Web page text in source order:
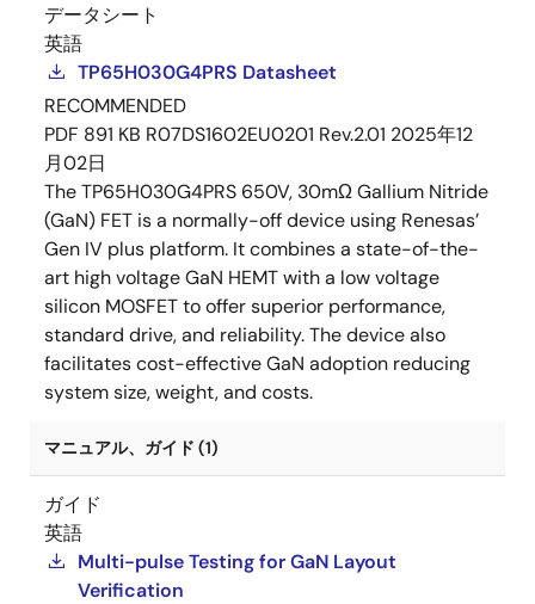
データシート
英語
TP65H030G4PRS Datasheet
RECOMMENDED
PDF 891 KB R07DS1602EU0201 Rev.2.01 2025年12
月02日
The TP65H030G4PRS 650V, 30mΩ Gallium Nitride
(GaN) FET is a normally-off device using Renesas’
Gen IV plus platform. It combines a state-of-the-
art high voltage GaN HEMT with a low voltage
silicon MOSFET to offer superior performance,
standard drive, and reliability. The device also
facilitates cost-effective GaN adoption reducing
system size, weight, and costs.
マニュアル、ガイド (1)
ガイド
英語
Multi-pulse Testing for GaN Layout
Verification